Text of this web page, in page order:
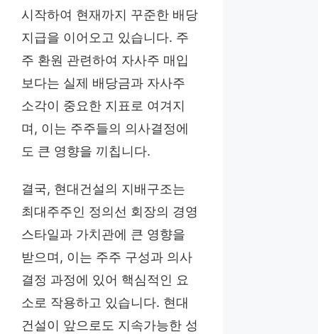
시작하여 현재까지 꾸준한 배당
지급을 이어오고 있습니다. 주
주 환원 관련하여 자사주 매입
보다는 실제 배당금과 자사주
소각이 중요한 지표로 여겨지
며, 이는 주주들의 의사결정에
도 큰 영향을 끼칩니다.
결국, 현대건설의 지배구조는
최대주주인 정의선 회장의 경영
스타일과 가치관에 큰 영향을
받으며, 이는 주주 구성과 의사
결정 과정에 있어 핵심적인 요
소로 작용하고 있습니다. 현대
건설이 앞으로도 지속가능한 성